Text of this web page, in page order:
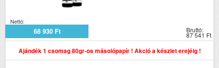
Nettó:
68 930 Ft Bruttó:
87 541 Ft
Ajándék 1 csomag 80gr-os másolópapír ! Akció a készlet erejéig !